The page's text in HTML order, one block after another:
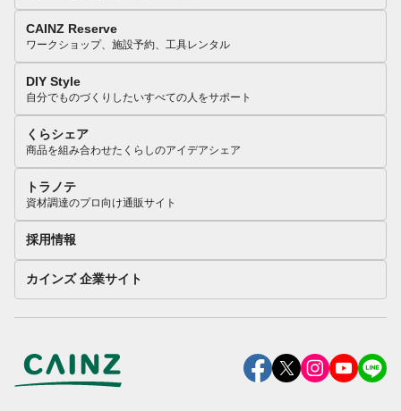
CAINZ Reserve
ワークショップ、施設予約、工具レンタル
DIY Style
自分でものづくりしたいすべての人をサポート
くらシェア
商品を組み合わせたくらしのアイデアシェア
トラノテ
資材調達のプロ向け通販サイト
採用情報
カインズ 企業サイト